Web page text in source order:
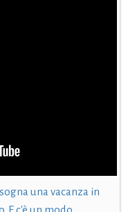
una vacanza in
E c'è un modo